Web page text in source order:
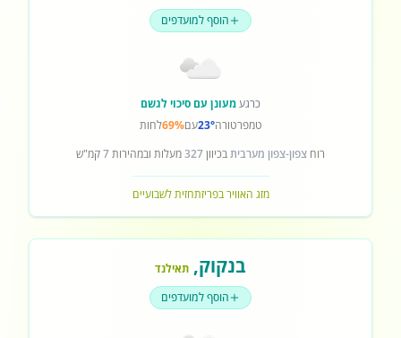
הוסף למועדפים
כרגעמעונן עם סיכוי לגשם
טמפרטורה23°עם69%לחות
רוח צפון-צפון מערביתבכיוון327מעלות ובמהירות7קמ"ש
מזג האוויר בפריזתחזית לשבועיים
בנקוק, תאילנד
הוסף למועדפים